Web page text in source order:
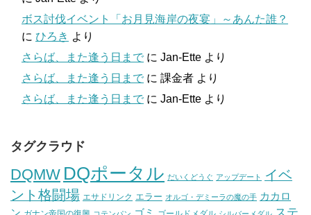
ボス討伐イベント「お月見海岸の夜宴」～あんた誰？
に ひろき より
さらば、また逢う日まで に Jan-Ette より
さらば、また逢う日まで に 課金者 より
さらば、また逢う日まで に Jan-Ette より
タグクラウド
DQMW DQポータル だいくどうぐ アップデート
イベ
ント格闘場 エサドリンク エラー オルゴ・デミーラの魔の手 カカロ